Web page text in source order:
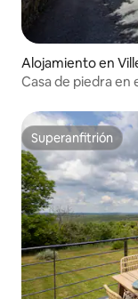
Alojamiento en
Casa de piedra en
Superanfitrión
Superanfitrión